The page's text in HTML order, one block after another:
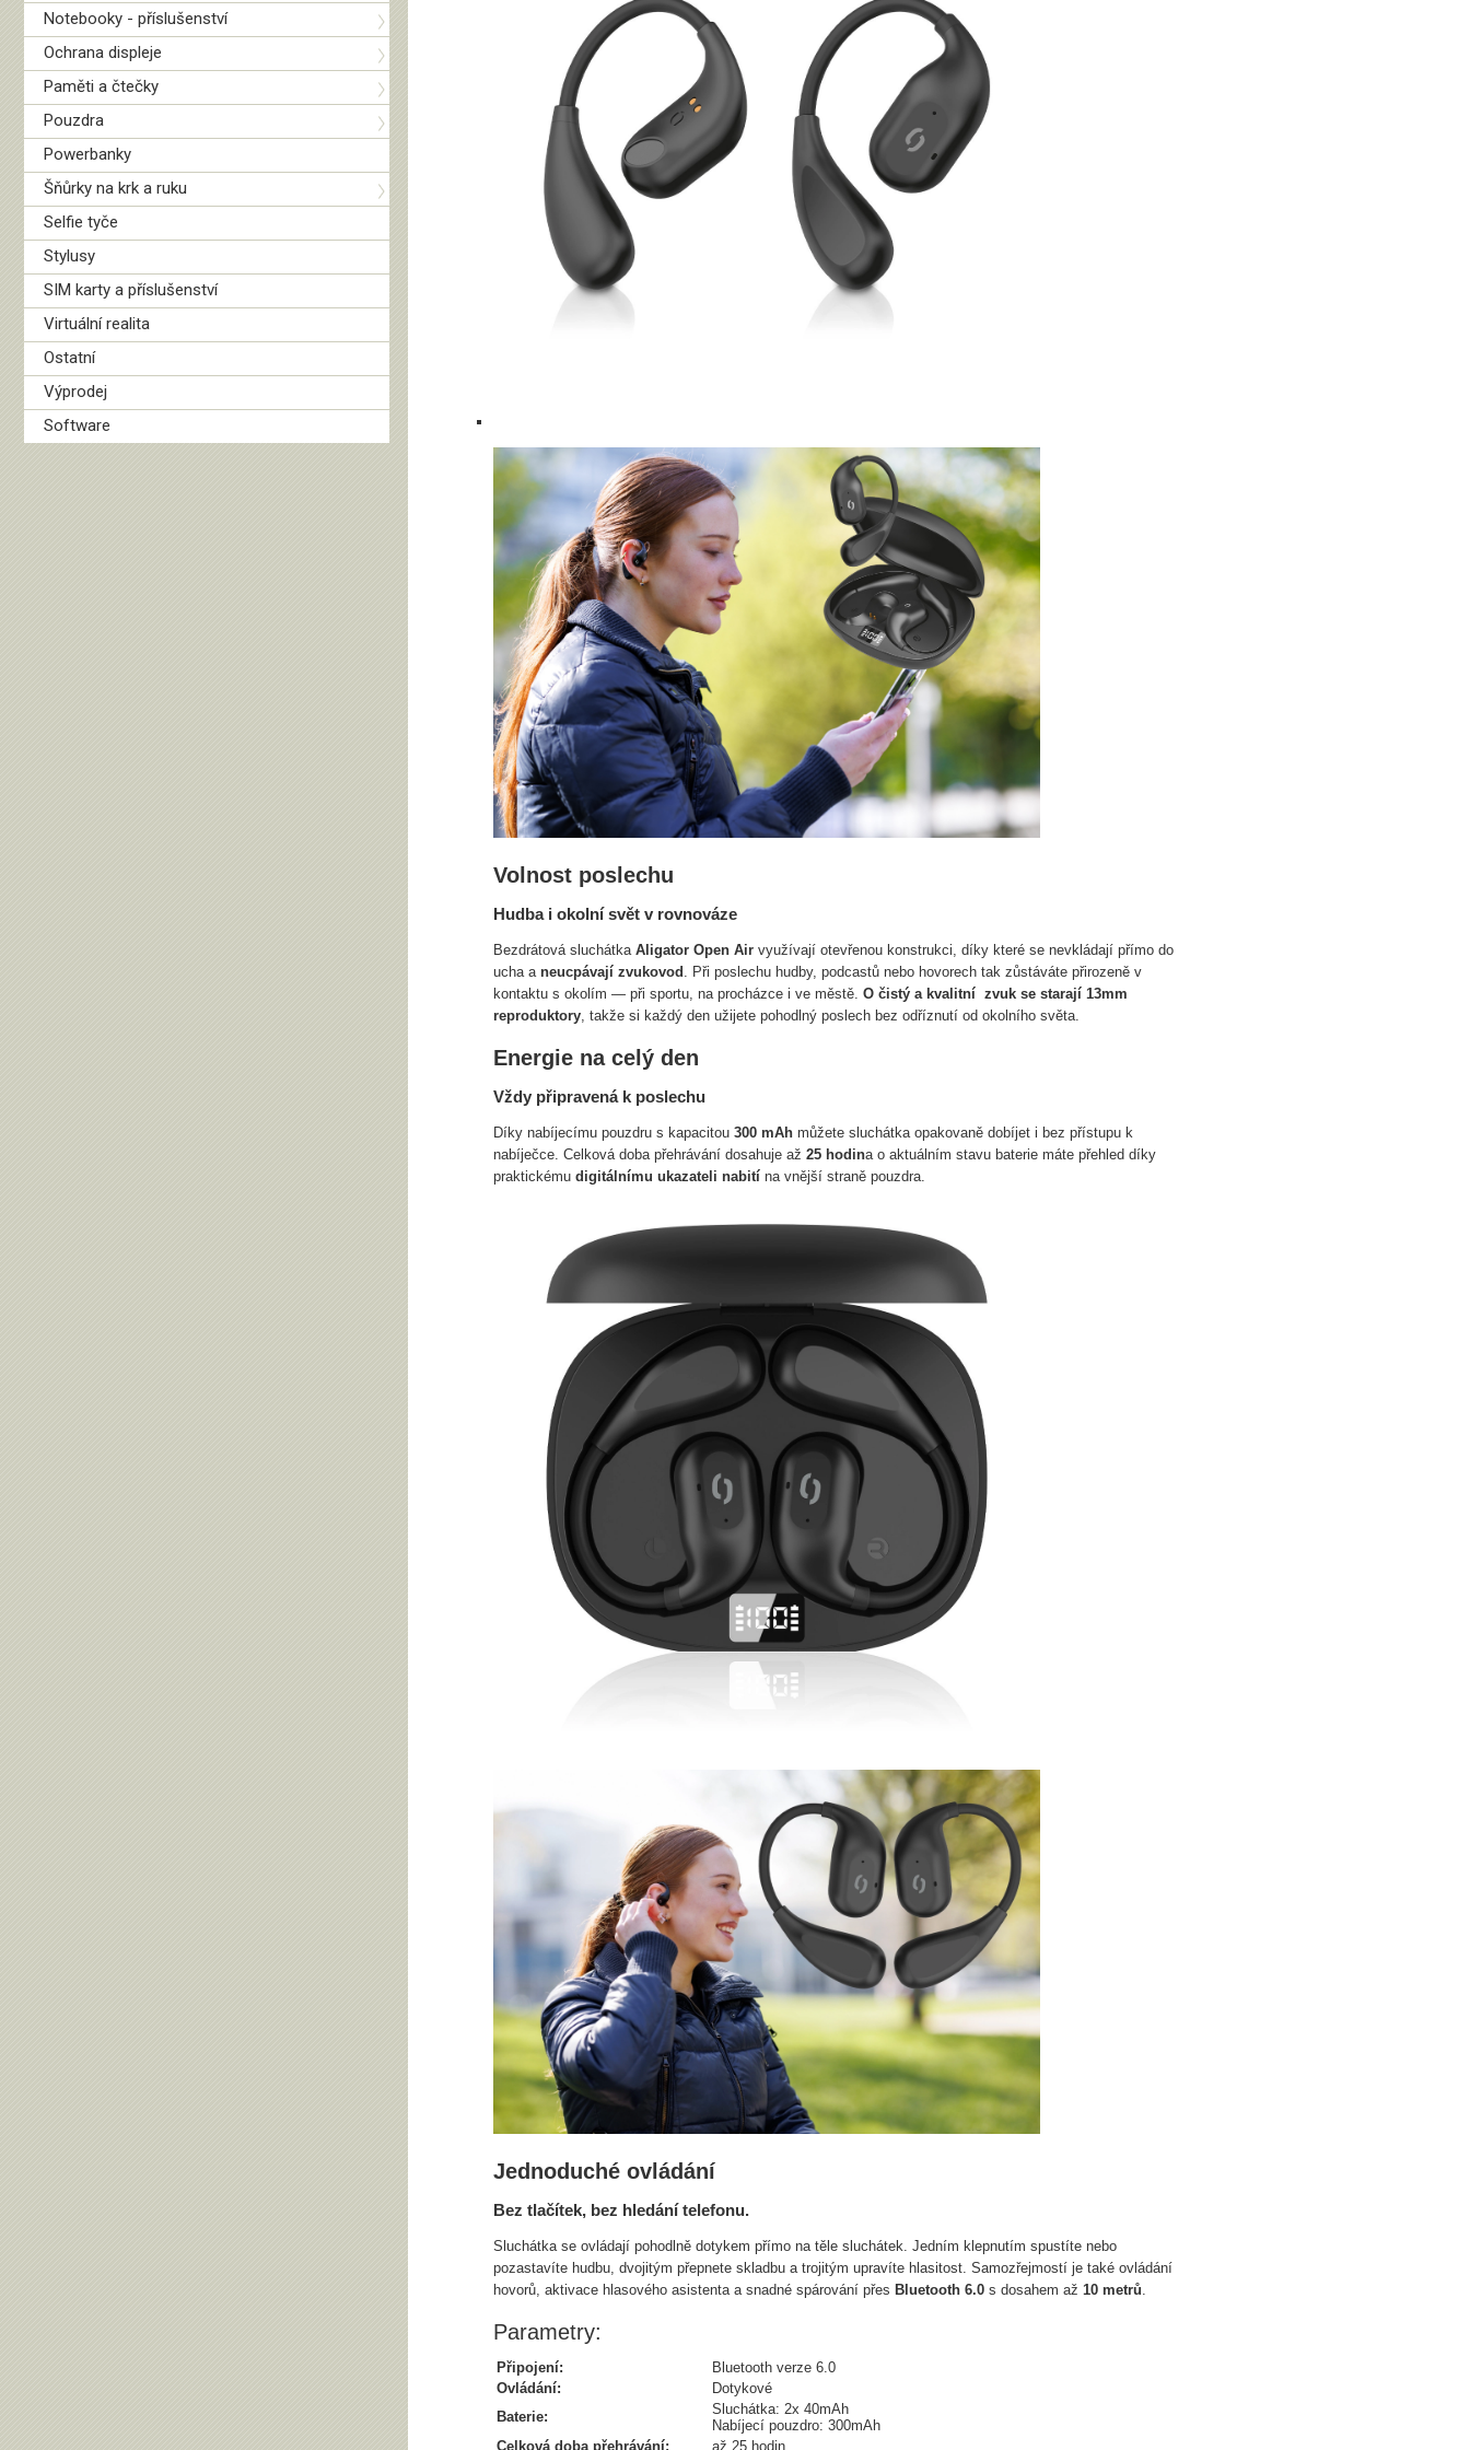
Notebooky - příslušenství
Ochrana displeje
Paměti a čtečky
Pouzdra
Powerbanky
Šňůrky na krk a ruku
Selfie tyče
Stylusy
SIM karty a příslušenství
Virtuální realita
Ostatní
Výprodej
Software
Volnost poslechu
Hudba i okolní svět v rovnováze
Bezdrátová sluchátkaAligator Open Air využívají otevřenou konstrukci, díky které se nevkládají přímo do
ucha aneucpávají zvukovod . Při poslechu hudby, podcastů nebo hovorech tak zůstáváte přirozeně v
kontaktu s okolím — při sportu, na procházce i ve městě.O čistý a kvalitní zvuk se starají13mm
reproduktory, takže si každý den užijete pohodlný poslech bez odříznutí od okolního světa.
Energie na celý den
Vždy připravená k poslechu
Díky nabíjecímu pouzdru s kapacitou300 mAh můžete sluchátka opakovaně dobíjet i bez přístupu k
nabíječce. Celková doba přehrávání dosahuje až25 hodina o aktuálním stavu baterie máte přehled díky
praktickémudigitálnímu ukazateli nabití na vnější straně pouzdra.
Jednoduché ovládání
Bez tlačítek, bez hledání telefonu.
Sluchátka se ovládají pohodlně dotykem přímo na těle sluchátek. Jedním klepnutím spustíte nebo
pozastavíte hudbu, dvojitým přepnete skladbu a trojitým upravíte hlasitost. Samozřejmostí je také ovládání
hovorů, aktivace hlasového asistenta a snadné spárování přes Bluetooth 6.0 s dosahem až10 metrů.
Parametry:
Připojení:
Bluetooth verze 6.0
Ovládání:
Dotykové
Baterie:
Sluchátka: 2x 40mAh
Nabíjecí pouzdro: 300mAh
Celková doba přehrávání:
až 25 hodin